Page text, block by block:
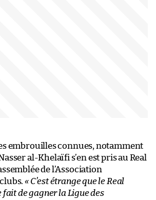
embrouilles connues, notamment
al-Khelaïfi s’en est pris au Real
de l’Association
« C’est étrange que le Real
fait de gagner la Ligue des